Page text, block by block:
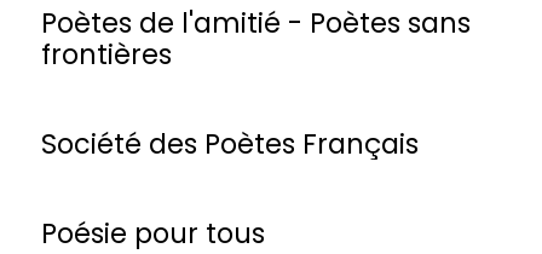
Poètes de l'amitié - Poètes sans
frontières
Société des Poètes Français
Poésie pour tous